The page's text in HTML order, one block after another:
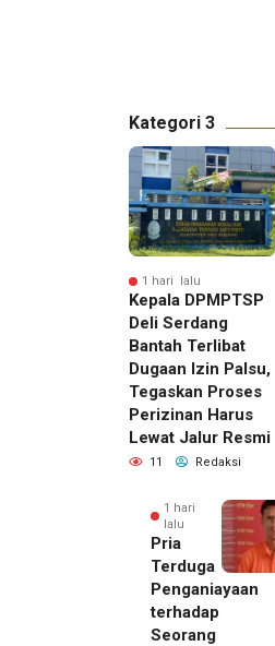
Kategori 3
1 hari lalu
Kepala DPMPTSP
Deli Serdang
Bantah Terlibat
Dugaan Izin Palsu,
Tegaskan Proses
Perizinan Harus
Lewat Jalur Resmi
11 Redaksi
1 hari
lalu
Pria
Terduga
Penganiayaan
terhadap
Seorang